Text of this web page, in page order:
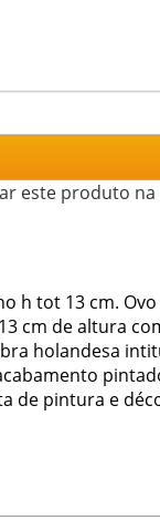
este produto na
h tot 13 cm.
cm de altura
holandesa
de pintura e